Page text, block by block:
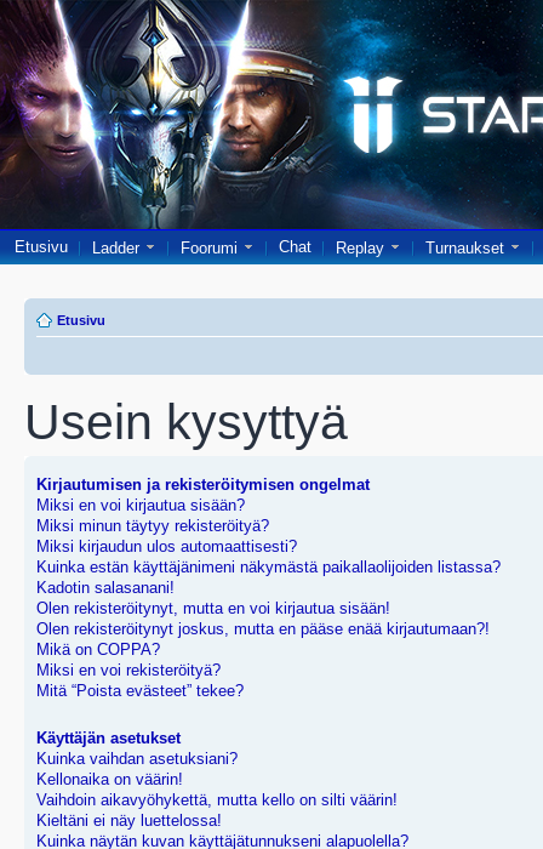
Etusivu Ladder Foorumi Chat Replay Turnaukset
Etusivu
Usein kysyttyä
Kirjautumisen ja rekisteröitymisen ongelmat
Miksi en voi kirjautua sisään?
Miksi minun täytyy rekisteröityä?
Miksi kirjaudun ulos automaattisesti?
Kuinka estän käyttäjänimeni näkymästä paikallaolijoiden listassa?
Kadotin salasanani!
Olen rekisteröitynyt, mutta en voi kirjautua sisään!
Olen rekisteröitynyt joskus, mutta en pääse enää kirjautumaan?!
Mikä on COPPA?
Miksi en voi rekisteröityä?
Mitä “Poista evästeet” tekee?
Käyttäjän asetukset
Kuinka vaihdan asetuksiani?
Kellonaika on väärin!
Vaihdoin aikavyöhykettä, mutta kello on silti väärin!
Kieltäni ei näy luettelossa!
Kuinka näytän kuvan käyttäjätunnukseni alapuolella?